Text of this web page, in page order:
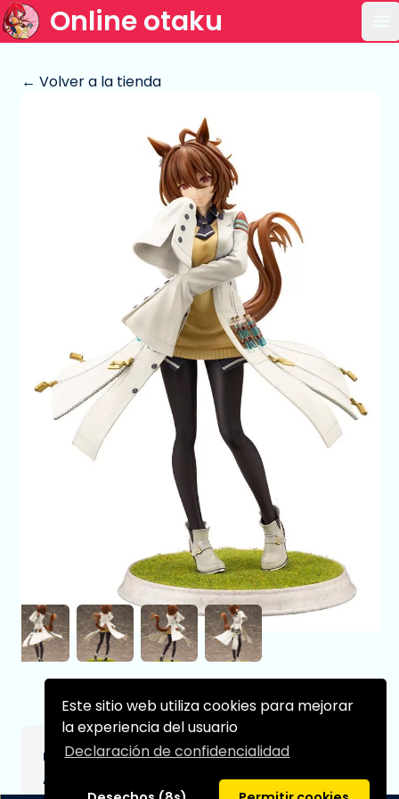
Este sitio web utiliza cookies para mejorar
la experiencia del usuario
Declaración de confidencialidad
Online otaku
← Volver a la tienda
Uma Musume Pretty Derby Estatua PVC 1/7
Agnes Tachyon 26 cm